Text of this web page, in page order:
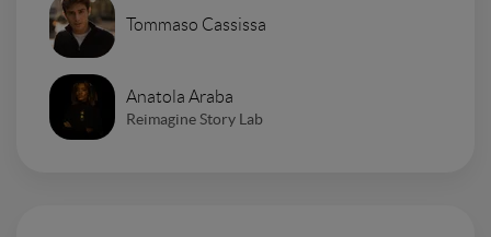
Tommaso Cassissa
Anatola Araba
Reimagine Story Lab